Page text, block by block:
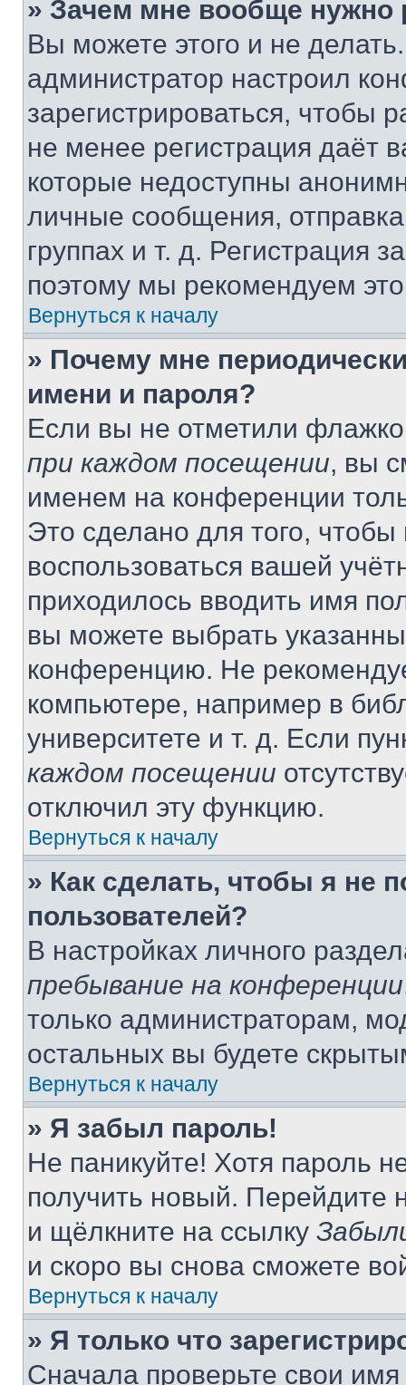
» Зачем мне вообще нужно
Вы можете этого и не
администратор настроил
зарегистрироваться, чтобы
не менее регистрация даёт
которые недоступны
личные сообщения,
группах и т. д. Регистрация
поэтому мы рекомендуем
Вернуться к началу
» Почему мне
имени и пароля?
Если вы не отметили
при каждом посещении, вы
именем на конференции
Это сделано для того, чтобы
воспользоваться вашей
приходилось вводить имя
вы можете выбрать
конференцию. Не
компьютере, например в
университете и т. д. Если
каждом посещении
отключил эту функцию.
Вернуться к началу
» Как сделать, чтобы я не
пользователей?
В настройках личного
пребывание на конференции
только администраторам,
остальных вы будете
Вернуться к началу
» Я забыл пароль!
Не паникуйте! Хотя пароль
получить новый. Перейдите
и щёлкните на ссылку
и скоро вы снова сможете
Вернуться к началу
» Я только что
Сначала проверьте свои